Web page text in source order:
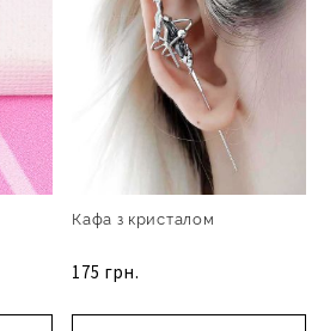
Кафа з кристалом
175 грн.